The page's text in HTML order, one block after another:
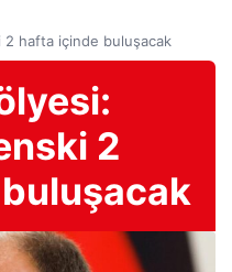
2 hafta içinde buluşacak
2